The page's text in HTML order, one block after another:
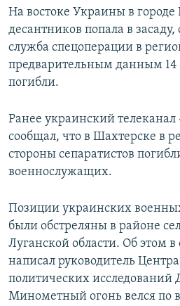
Вернутся
поиску
КЫРГЫЗЧА
ТОҶИКӢ
TÜRKMENÇE
Все сайты РСЕ/РС
На востоке Украины в
десантников попала в
служба спецоперации в
предварительным данным
погибли.
Ранее украинский
сообщал, что в Шахтерске в
стороны сепаратистов
военнослужащих.
Позиции украинских
были обстреляны в районе
Луганской области. Об этом в
написал руководитель
политических
Минометный огонь велся по